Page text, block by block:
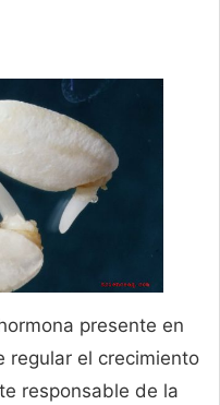
presente en
regular el crecimiento
responsable de la